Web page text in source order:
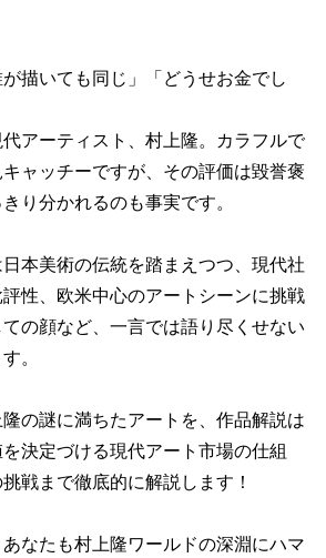
が描いても同じ」「どうせお金でし
アーティスト、村上隆。カラフルで
ャッチーですが、その評価は毀誉褒
り分かれるのも事実です。
本美術の伝統を踏まえつつ、現代社
性、欧米中心のアートシーンに挑戦
の顔など、一言では語り尽くせない
。
の謎に満ちたアートを、作品解説は
決定づける現代アート市場の仕組
戦まで徹底的に解説します！
なたも村上隆ワールドの深淵にハマ